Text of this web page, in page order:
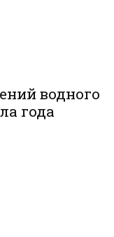
водного
года